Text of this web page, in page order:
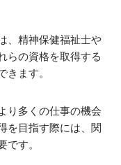
、精神保健福祉士や
らの資格を取得する
きます。
り多くの仕事の機会
を目指す際には、関
です。